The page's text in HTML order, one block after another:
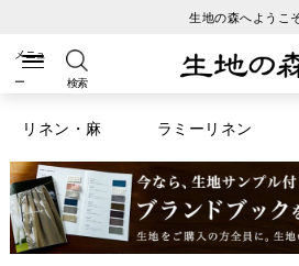
ご注文から3営業日以内
検索
リネン・麻 ラミーリネン